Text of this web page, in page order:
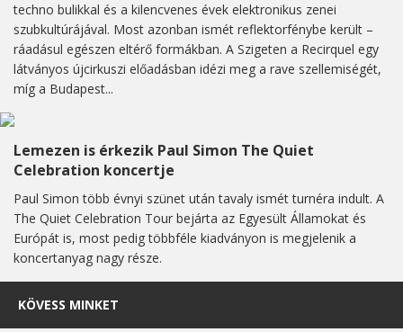
techno bulikkal és a kilencvenes évek elektronikus zenei
szubkultúrájával. Most azonban ismét reflektorfénybe került –
ráadásul egészen eltérő formákban. A Szigeten a Recirquel egy
látványos újcirkuszi előadásban idézi meg a rave szellemiségét,
míg a Budapest...
Lemezen is érkezik Paul Simon The Quiet
Celebration koncertje
Paul Simon több évnyi szünet után tavaly ismét turnéra indult. A
The Quiet Celebration Tour bejárta az Egyesült Államokat és
Európát is, most pedig többféle kiadványon is megjelenik a
koncertanyag nagy része.
KÖVESS MINKET